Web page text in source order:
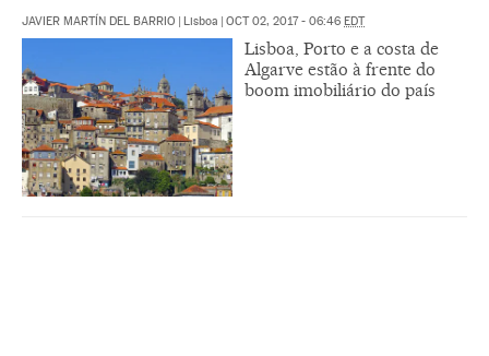
JAVIER MARTÍN DEL BARRIO | Lisboa | OCT 02, 2017 - 06:46 EDT
Lisboa, Porto e a costa de
Algarve estão à frente do
boom imobiliário do país